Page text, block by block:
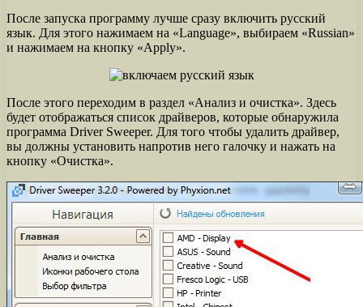
После запуска программу лучше сразу включить русский
язык. Для этого нажимаем на «Language», выбираем «Russian»
и нажимаем на кнопку «Apply».
После этого переходим в раздел «Анализ и очистка». Здесь
будет отображаться список драйверов, которые обнаружила
программа Driver Sweeper. Для того чтобы удалить драйвер,
вы должны установить напротив него галочку и нажать на
кнопку «Очистка».